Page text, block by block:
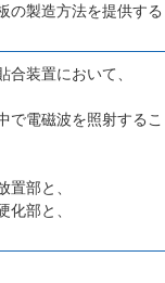
の製造方法を提供する
装置において、
で電磁波を照射するこ
部と、
部と、